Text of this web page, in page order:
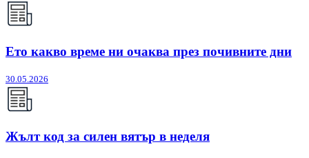
Ето какво време ни очаква през почивните дни
30.05.2026
Жълт код за силен вятър в неделя